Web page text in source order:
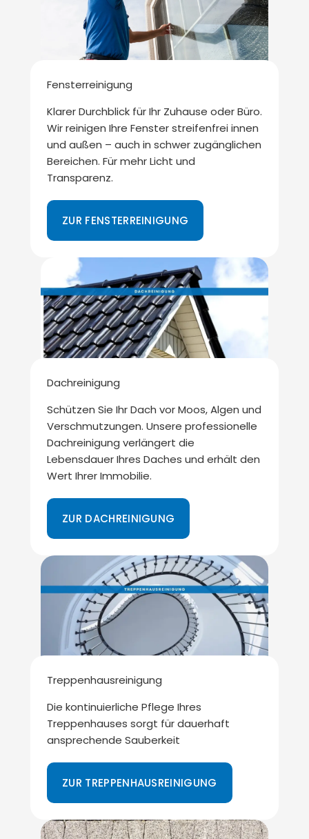
Fensterreinigung
Klarer Durchblick für Ihr Zuhause oder Büro.
Wir reinigen Ihre Fenster streifenfrei innen
und außen – auch in schwer zugänglichen
Bereichen. Für mehr Licht und
Transparenz.
ZUR FENSTERREINIGUNG
Dachreinigung
Schützen Sie Ihr Dach vor Moos, Algen und
Verschmutzungen. Unsere professionelle
Dachreinigung verlängert die
Lebensdauer Ihres Daches und erhält den
Wert Ihrer Immobilie.
ZUR DACHREINIGUNG
Treppenhausreinigung
Die kontinuierliche Pflege Ihres
Treppenhauses sorgt für dauerhaft
ansprechende Sauberkeit
ZUR TREPPENHAUSREINIGUNG